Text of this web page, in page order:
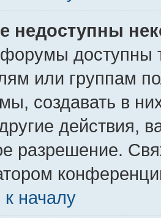
недоступны
доступны
или группам
создавать в
действия,
разрешение.
началу